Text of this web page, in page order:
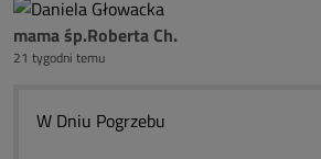
mama śp.Roberta Ch.
21 tygodni temu
W Dniu Pogrzebu